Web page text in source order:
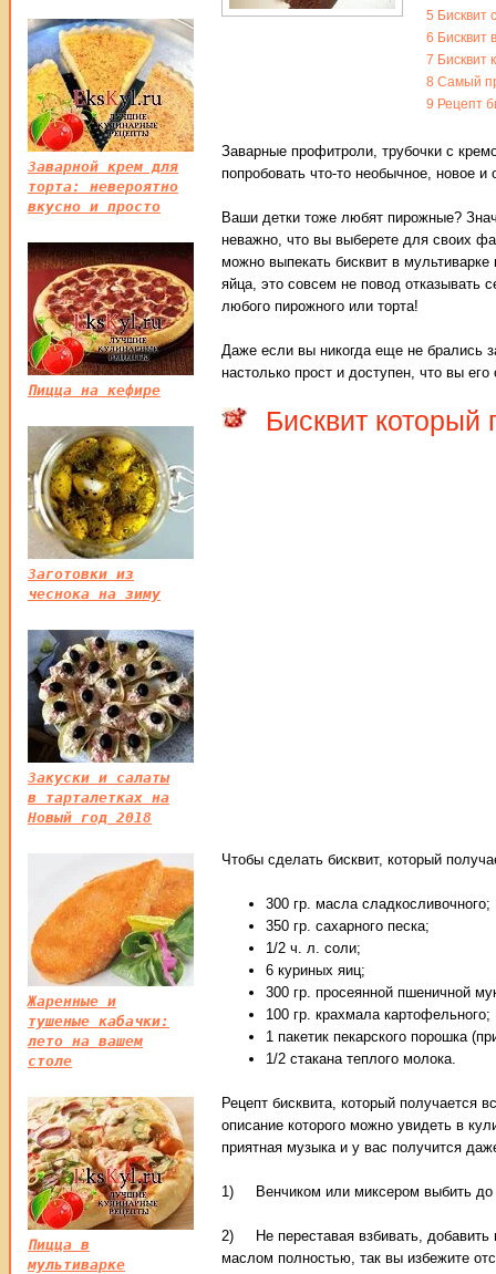
5 Бисквит
6 Бисквит
7 Бисквит
8 Самый
9 Рецепт
Заварные профитроли, трубочки с
попробовать что-то необычное, новое и
Ваши детки тоже любят пирожные?
неважно, что вы выберете для своих
можно выпекать бисквит в
яйца, это совсем не повод отказывать
любого пирожного или торта!
Даже если вы никогда еще не брались
настолько прост и доступен, что вы
Бисквит который
Чтобы сделать бисквит, который
300 гр. масла сладкосливочного;
350 гр. сахарного песка;
1/2 ч. л. соли;
6 куриных яиц;
300 гр. просеянной пшеничной
100 гр. крахмала картофельного;
1 пакетик пекарского порошка
1/2 стакана теплого молока.
Рецепт бисквита, который получается
описание которого можно увидеть в
приятная музыка и у вас получится
1) Венчиком или миксером выбить до
2) Не переставая взбивать, добавить
маслом полностью, так вы избежите
Заварной крем для
торта: невероятно
вкусно и просто
Пицца на кефире
Заготовки из
чеснока на зиму
Закуски и салаты
в тарталетках на
Новый год 2018
Жаренные и
тушеные кабачки:
лето на вашем
столе
Пицца в
мультиварке